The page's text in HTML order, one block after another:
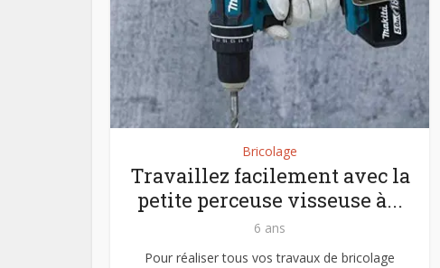
Bricolage
Travaillez facilement avec la
petite perceuse visseuse à...
6 ans
Pour réaliser tous vos travaux de bricolage